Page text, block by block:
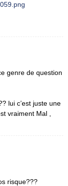
genre de question
lui c’est juste une
vraiment Mal ,
risque???